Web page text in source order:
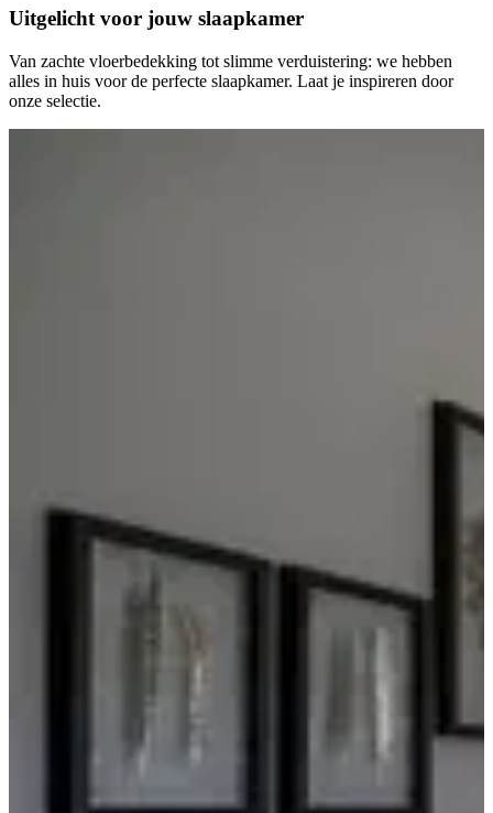
Uitgelicht voor jouw slaapkamer
Van zachte vloerbedekking tot slimme verduistering: we hebben
alles in huis voor de perfecte slaapkamer. Laat je inspireren door
onze selectie.